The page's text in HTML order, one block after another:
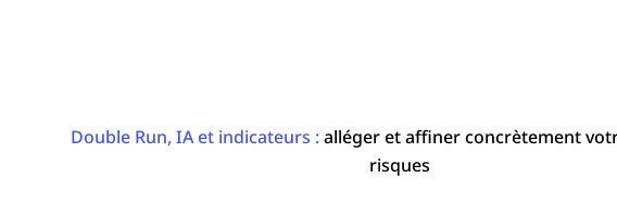
Double Run, IA et indicateurs :alléger et affiner concrètement
risques